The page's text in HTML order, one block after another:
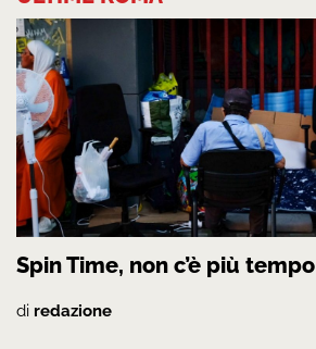
Spin Time, non c’è più tempo
di redazione